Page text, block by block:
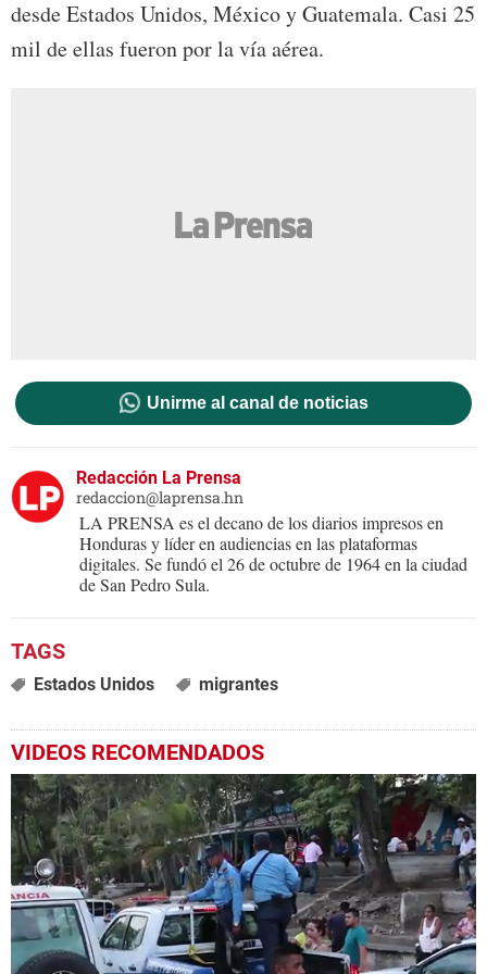
desde Estados Unidos, México y Guatemala. Casi 25
mil de ellas fueron por la vía aérea.
Unirme al canal de noticias
Redacción La Prensa
redaccion@laprensa.hn
LA PRENSA es el decano de los diarios impresos en
Honduras y líder en audiencias en las plataformas
digitales. Se fundó el 26 de octubre de 1964 en la ciudad
de San Pedro Sula.
Estados Unidos migrantes
VIDEOS RECOMENDADOS